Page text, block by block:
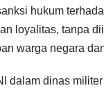
hukum
loyalitas, tanpa
warga negara
dalam dinas